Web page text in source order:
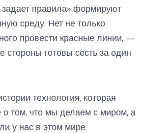
правила» формируют
среду. Нет не только
провести красные линии, —
стороны готовы сесть за один
технология, которая
о том, что мы делаем с миром, а
у нас в этом мире